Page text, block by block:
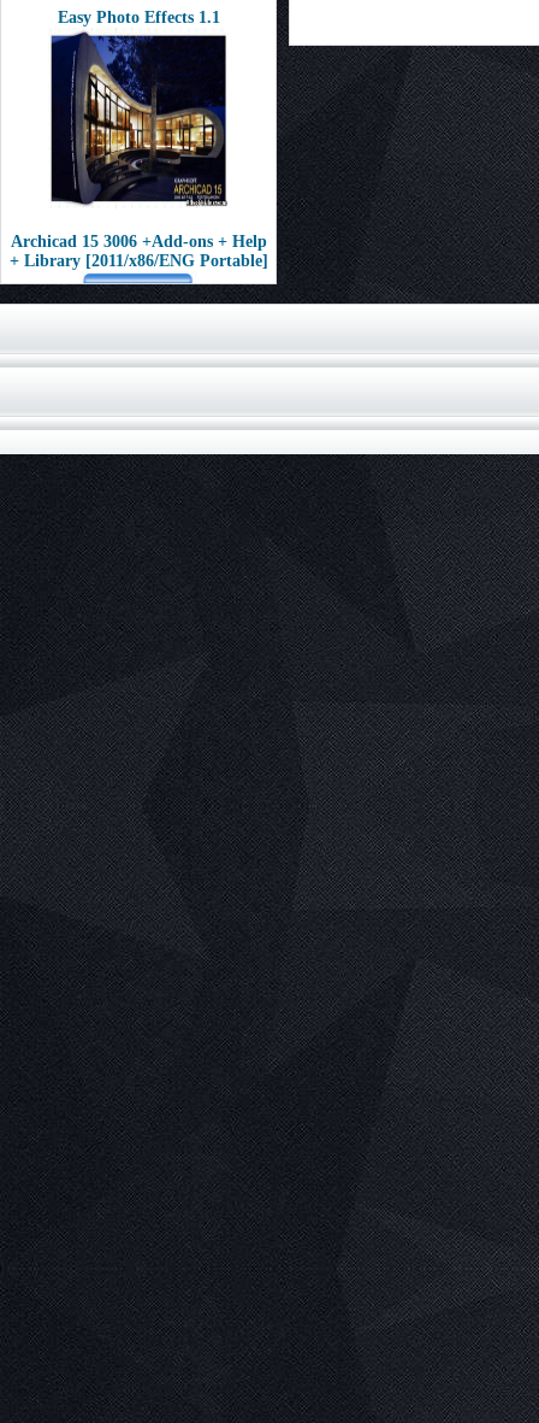
Easy Photo Effects 1.1
Archicad 15 3006 +Add-ons + Help
+ Library [2011/x86/ENG Portable]